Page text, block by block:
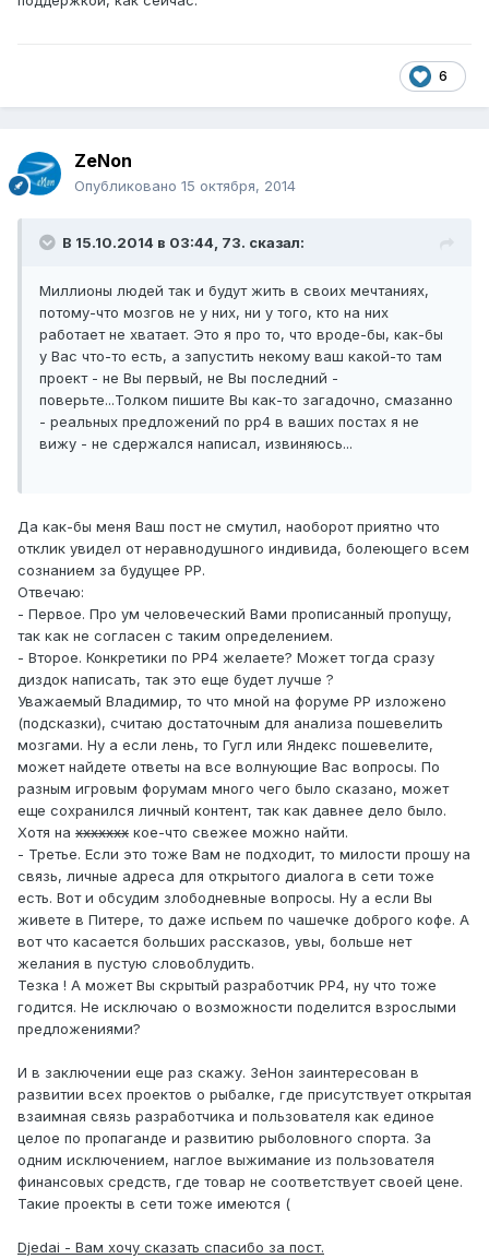
6
ZeNon
Опубликовано 15 октября, 2014
В 15.10.2014 в 03:44, 73. сказал:
Миллионы людей так и будут жить в своих мечтаниях,
потому-что мозгов не у них, ни у того, кто на них
работает не хватает. Это я про то, что вроде-бы, как-бы
у Вас что-то есть, а запустить некому ваш какой-то там
проект - не Вы первый, не Вы последний -
поверьте...Толком пишите Вы как-то загадочно, смазанно
- реальных предложений по рр4 в ваших постах я не
вижу - не сдержался написал, извиняюсь...
Да как-бы меня Ваш пост не смутил, наоборот приятно что
отклик увидел от неравнодушного индивида, болеющего всем
сознанием за будущее РР.
Отвечаю:
- Первое. Про ум человеческий Вами прописанный пропущу,
так как не согласен с таким определением.
- Второе. Конкретики по РР4 желаете? Может тогда сразу
диздок написать, так это еще будет лучше ?
Уважаемый Владимир, то что мной на форуме РР изложено
(подсказки), считаю достаточным для анализа пошевелить
мозгами. Ну а если лень, то Гугл или Яндекс пошевелите,
может найдете ответы на все волнующие Вас вопросы. По
разным игровым форумам много чего было сказано, может
еще сохранился личный контент, так как давнее дело было.
Хотя на ххххххх кое-что свежее можно найти.
- Третье. Если это тоже Вам не подходит, то милости прошу на
связь, личные адреса для открытого диалога в сети тоже
есть. Вот и обсудим злободневные вопросы. Ну а если Вы
живете в Питере, то даже испьем по чашечке доброго кофе. А
вот что касается больших рассказов, увы, больше нет
желания в пустую словоблудить.
Тезка ! А может Вы скрытый разработчик РР4, ну что тоже
годится. Не исключаю о возможности поделится взрослыми
предложениями?
И в заключении еще раз скажу. ЗеНон заинтересован в
развитии всех проектов о рыбалке, где присутствует открытая
взаимная связь разработчика и пользователя как единое
целое по пропаганде и развитию рыболовного спорта. За
одним исключением, наглое выжимание из пользователя
финансовых средств, где товар не соответствует своей цене.
Такие проекты в сети тоже имеются (
Djedai - Вам хочу сказать спасибо за пост.